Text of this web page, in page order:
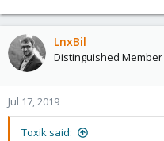
LnxBil
Distinguished Member
Jul 17, 2019
Toxik said: